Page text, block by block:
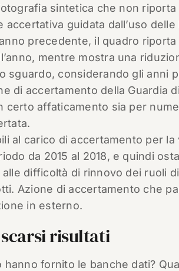
sintetica che non
accertativa guidata dall’uso
precedente, il quadro
mentre mostra una
sguardo, considerando gli anni
di accertamento della Guardia
certo affaticamento sia per
al carico di accertamento per
da 2015 al 2018, e quindi
difficoltà di rinnovo dei ruoli
Azione di accertamento che
in esterno.
risultati
fornito le banche dati?